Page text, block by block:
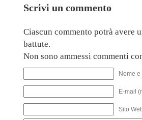
Scrivi un commento
Ciascun commento potrà avere
battute.
Non sono ammessi commenti
Nome
E-mail
Sito